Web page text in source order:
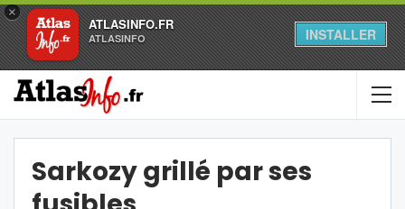
×
ATLASINFO.FR
ATLASINFO INSTALLER
Sarkozy grillé par ses